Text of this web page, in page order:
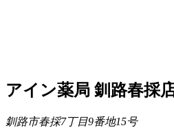
アイン薬局 釧路春採
釧路市春採7丁目9番地15号